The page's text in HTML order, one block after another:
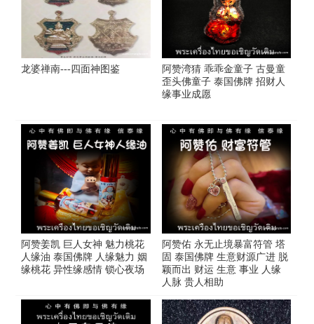
龙婆禅南---四面神图鉴
阿赞湾猜 乖乖金童子 古曼童
歪头佛童子 泰国佛牌 招财人
缘事业成愿
阿赞姜凯 巨人女神 魅力桃花
人缘油 泰国佛牌 人缘魅力 姻
缘桃花 异性缘感情 锁心夜场
阿赞佑 永无止境暴富符管 塔
固 泰国佛牌 生意财源广进 脱
颖而出 财运 生意 事业 人缘
人脉 贵人相助